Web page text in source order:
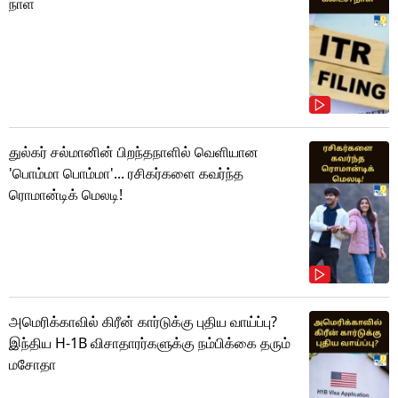
துல்கர் சல்மானின் பிறந்தநாளில் வெளியான
'பொம்மா பொம்மா'... ரசிகர்களை கவர்ந்த
ரொமான்டிக் மெலடி!
அமெரிக்காவில் கிரீன் கார்டுக்கு புதிய வாய்ப்பு?
இந்திய H-1B விசாதாரர்களுக்கு நம்பிக்கை தரும்
மசோதா